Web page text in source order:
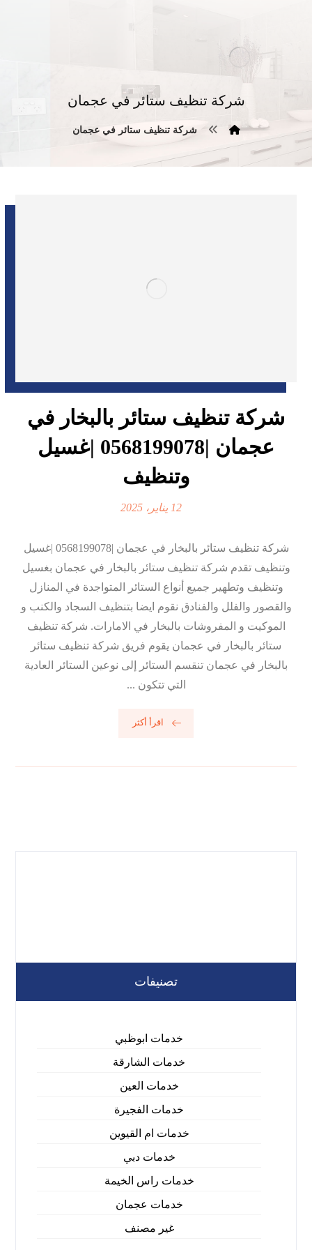
شركة تنظيف ستائر في عجمان
شركة تنظيف ستائر في عجمان
شركة تنظيف ستائر بالبخار في
عجمان |0568199078 |غسيل
وتنظيف
12 يناير، 2025
شركة تنظيف ستائر بالبخار في عجمان |0568199078 |غسيل
وتنظيف تقدم شركة تنظيف ستائر بالبخار في عجمان بغسيل
وتنظيف وتطهير جميع أنواع الستائر المتواجدة في المنازل
والقصور والفلل والفنادق نقوم ايضا بتنظيف السجاد والكنب و
الموكيت و المفروشات بالبخار في الامارات. شركة تنظيف
ستائر بالبخار في عجمان يقوم فريق شركة تنظيف ستائر
بالبخار في عجمان تنقسم الستائر إلى نوعين الستائر العادية
التي تتكون ...
اقرأ أكثر
تصنيفات
خدمات ابوظبي
خدمات الشارقة
خدمات العين
خدمات الفجيرة
خدمات ام القيوين
خدمات دبي
خدمات راس الخيمة
خدمات عجمان
غير مصنف